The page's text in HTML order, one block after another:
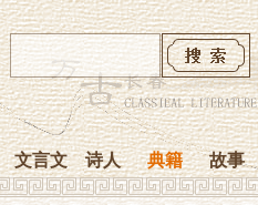
文言文 诗人 典籍 故事